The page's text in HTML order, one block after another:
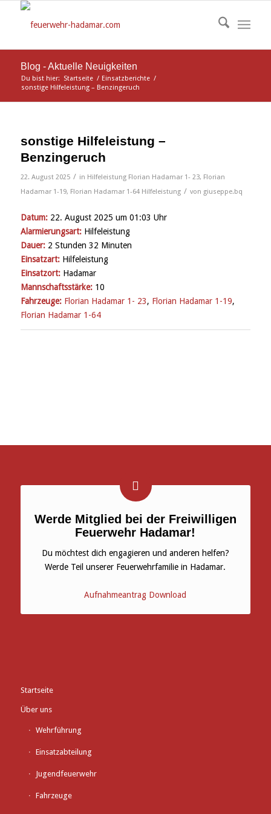
Blog - Aktuelle Neuigkeiten
Du bist hier: Startseite / Einsatzberichte /
sonstige Hilfeleistung – Benzingeruch
sonstige Hilfeleistung –
Benzingeruch
22. August 2025 / in Hilfeleistung Florian Hadamar 1- 23, Florian
Hadamar 1-19, Florian Hadamar 1-64 Hilfeleistung / von giuseppe.bq
Datum:22. August 2025 um 01:03 Uhr
Alarmierungsart:Hilfeleistung
Dauer:2 Stunden 32 Minuten
Einsatzart:Hilfeleistung
Einsatzort:Hadamar
Mannschaftsstärke:10
Fahrzeuge: Florian Hadamar 1- 23, Florian Hadamar 1-19,
Florian Hadamar 1-64
Werde Mitglied bei der Freiwilligen
Feuerwehr Hadamar!
Du möchtest dich engagieren und anderen helfen?
Werde Teil unserer Feuerwehrfamilie in Hadamar.
Aufnahmeantrag Download
Startseite
Über uns
Wehrführung
Einsatzabteilung
Jugendfeuerwehr
Fahrzeuge